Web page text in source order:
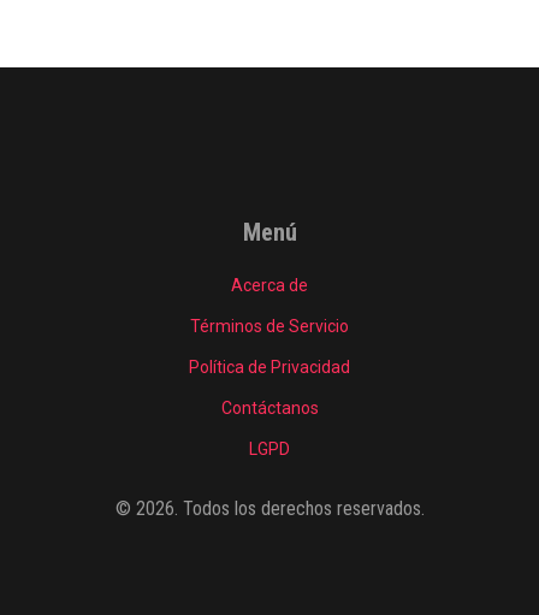
Menú
Acerca de
Términos de Servicio
Política de Privacidad
Contáctanos
LGPD
© 2026. Todos los derechos reservados.